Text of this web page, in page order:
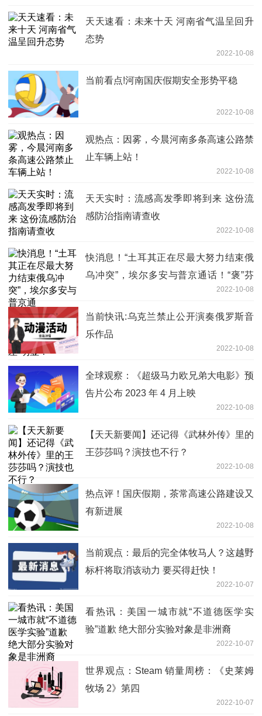
天天速看：未来十天 河南省气温呈回升
态势
2022-10-08
当前看点!河南国庆假期安全形势平稳
2022-10-08
观热点：因雾，今晨河南多条高速公路禁
止车辆上站！
2022-10-08
天天实时：流感高发季即将到来 这份流
感防治指南请查收
2022-10-08
快消息！“土耳其正在尽最大努力结束俄
乌冲突”，埃尔多安与普京通话！“褒”芬
兰“贬”瑞典，埃尔多安为何“温差”明显？
2022-10-08
当前快讯:乌克兰禁止公开演奏俄罗斯音
乐作品
2022-10-08
全球观察：《超级马力欧兄弟大电影》预
告片公布 2023 年 4 月上映
2022-10-08
【天天新要闻】还记得《武林外传》里的
王莎莎吗？演技也不行？
2022-10-08
热点评！国庆假期，茶常高速公路建设又
有新进展
2022-10-08
当前观点：最后的完全体牧马人？这越野
标杆将取消该动力 要买得赶快！
2022-10-07
看热讯：美国一城市就“不道德医学实
验”道歉 绝大部分实验对象是非洲裔
2022-10-07
世界观点：Steam 销量周榜：《史莱姆
牧场 2》第四
2022-10-07